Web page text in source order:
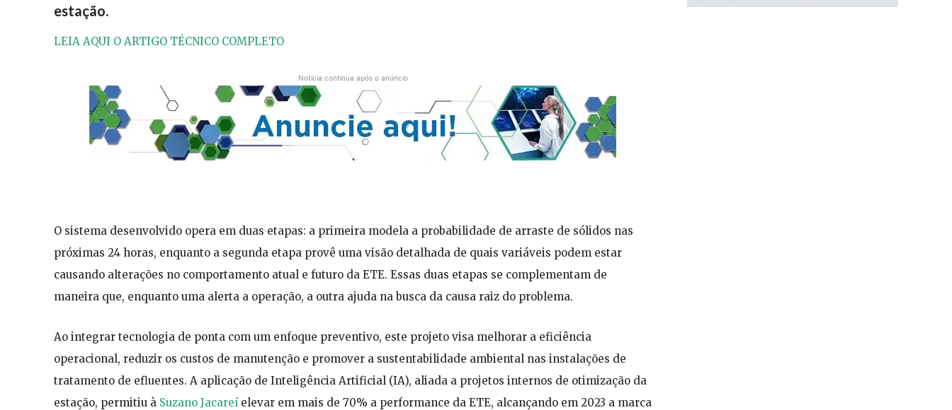
estação.
LEIA AQUI O ARTIGO TÉCNICO COMPLETO
Notícia continua após o anúncio
O sistema desenvolvido opera em duas etapas: a primeira modela a probabilidade de arraste de sólidos nas
próximas 24 horas, enquanto a segunda etapa provê uma visão detalhada de quais variáveis podem estar
causando alterações no comportamento atual e futuro da ETE. Essas duas etapas se complementam de
maneira que, enquanto uma alerta a operação, a outra ajuda na busca da causa raiz do problema.
Ao integrar tecnologia de ponta com um enfoque preventivo, este projeto visa melhorar a eficiência
operacional, reduzir os custos de manutenção e promover a sustentabilidade ambiental nas instalações de
tratamento de efluentes. A aplicação de Inteligência Artificial (IA), aliada a projetos internos de otimização da
estação, permitiu à Suzano Jacareíelevar em mais de 70% a performance da ETE, alcançando em 2023 a marca